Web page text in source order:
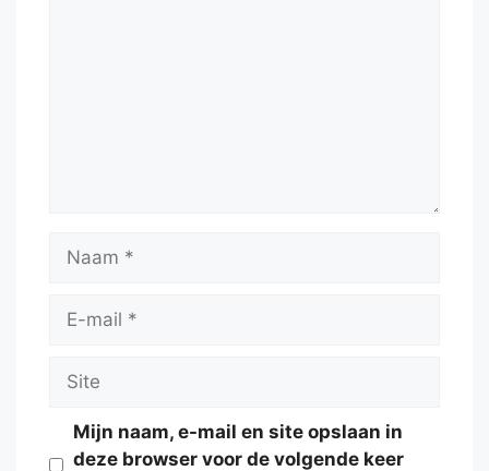
Naam
Site
Mijn naam, e-mail en site opslaan in
deze browser voor de volgende keer